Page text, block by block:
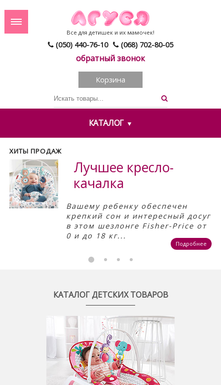
(050) 440-76-10 (068) 702-80-05
обратный звонок
Все для детишек и их мамочек!
Корзина
КАТАЛОГ
ХИТЫ ПРОДАЖ
Лучшее кресло-
качалка
Вашему ребенку обеспечен
крепкий сон и интересный досуг
в этом шезлонге Fisher-Price от
0 и до 18 кг...
Подробнее
КАТАЛОГ ДЕТСКИХ ТОВАРОВ